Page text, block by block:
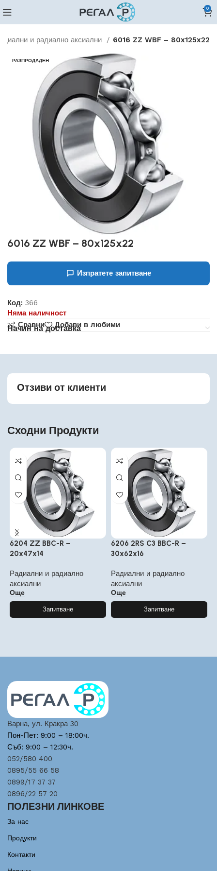
0
и радиално аксиални 6016 ZZ WBF – 80x125x22
РАЗПРОДАДЕН
6016 ZZ WBF – 80x125x22
Изпратете запитване
Код:366
Няма наличност
Сравни
Добави в любими
Начин на доставка
Отзиви от клиенти
Сходни Продукти
6204 ZZ BBC-R –
20x47x14
Радиални и радиално
аксиални
Още
Запитване
6206 2RS C3 BBC-R –
30x62x16
Радиални и радиално
аксиални
Още
Запитване
Варна, ул. Кракра 30
Пон-Пет: 9:00 – 18:00ч.
Съб: 9:00 – 12:30ч.
052/580 400
0895/55 66 58
0899/17 37 37
0896/22 57 20
ПОЛЕЗНИ ЛИНКОВЕ
За нас
Продукти
Контакти